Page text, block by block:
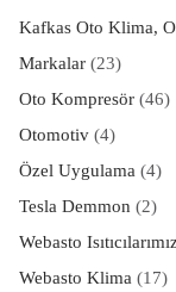
Kafkas Oto Klima,
Markalar(23)
Oto Kompresör(46)
Otomotiv(4)
Özel Uygulama (4)
Tesla Demmon (2)
Webasto
Webasto Klima (17)